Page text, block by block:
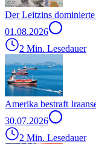
Der Leitzins
01.08.2026
2 Min. Lesedauer
Amerika bestraft
30.07.2026
2 Min. Lesedauer